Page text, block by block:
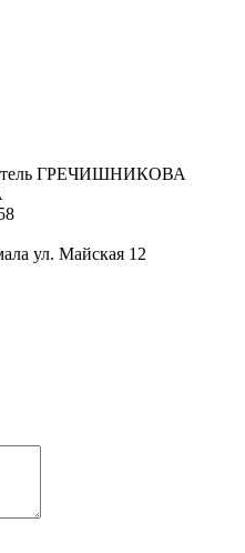
ГРЕЧИШНИКОВА
ул. Майская 12